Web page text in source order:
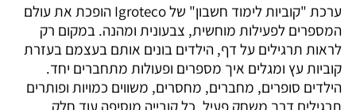
ערכת "קוביות לימוד חשבון" של Igroteco הופכת את עולם
המספרים לפעילות מוחשית, צבעונית ומהנה. במקום רק
לראות תרגילים על דף, הילדים בונים אותם בעצמם בעזרת
קוביות עץ ומגלים איך מספרים ופעולות מתחברים יחד.
הילדים סופרים, מחברים, מחסרים, משווים כמויות ופותרים
תרגילים דרך משחק פעיל. כל קובייה מוסיפה עוד חלק